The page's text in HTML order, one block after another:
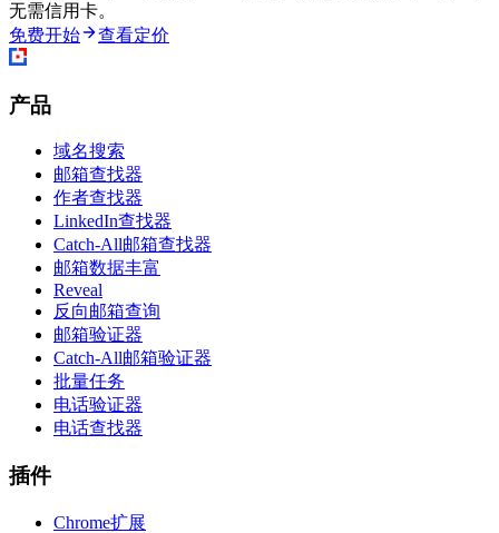
无需信用卡。
免费开始
查看定价
产品
域名搜索
邮箱查找器
作者查找器
LinkedIn查找器
Catch-All邮箱查找器
邮箱数据丰富
Reveal
反向邮箱查询
邮箱验证器
Catch-All邮箱验证器
批量任务
电话验证器
电话查找器
插件
Chrome扩展